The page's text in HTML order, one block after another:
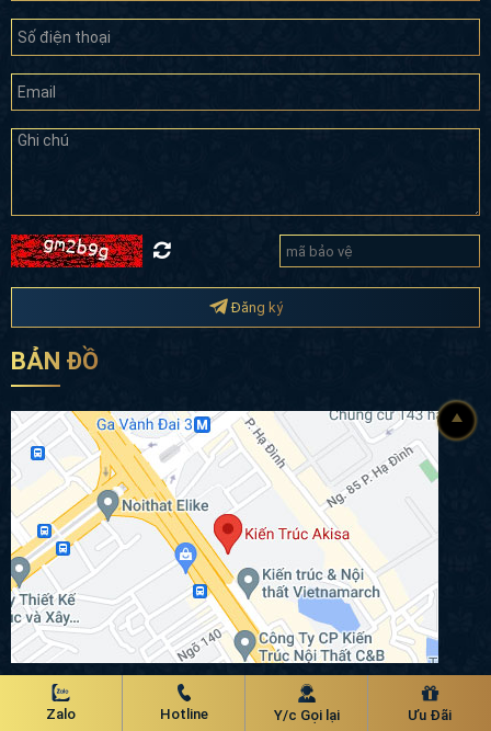
Đăng ký
BẢN ĐỒ
Chính sách bảo mật
Zalo Hotline Y/c Gọi lại Ưu Đãi